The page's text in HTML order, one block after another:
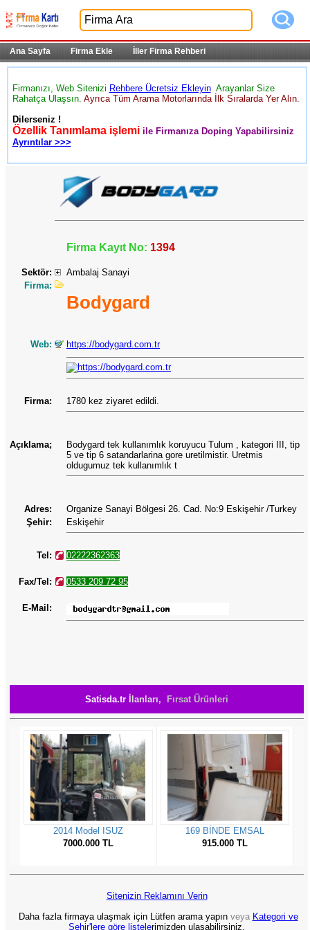
Ana Sayfa Firma Ekle İller Firma Rehberi
Firmanızı, Web Sitenizi Rehbere Ücretsiz Ekleyin Arayanlar Size
Rahatça Ulaşsın. Ayrıca Tüm Arama Motorlarında İlk Sıralarda Yer Alın.
Dilerseniz !
Özellik Tanımlama işlemi ile Firmanıza Doping Yapabilirsiniz
Ayrıntılar >>>
Firma Kayıt No: 1394
Sektör:
Ambalaj Sanayi
Firma:
Bodygard
Web: https://bodygard.com.tr
Firma: 1780 kez ziyaret edildi.
Açıklama;
Bodygard tek kullanımlık koruyucu Tulum , kategori III, tip
5 ve tip 6 satandarlarina gore uretilmistir. Uretmis
oldugumuz tek kullanımlık t
Adres:
Organize Sanayi Bölgesi 26. Cad. No:9 Eskişehir /Turkey
Şehir:
Eskişehir
Tel: 02222362363
Fax/Tel: 0533 209 72 95
E-Mail:
Satisda.tr İlanları, Fırsat Ürünleri
Sitenizin Reklamını Verin
Daha fazla firmaya ulaşmak için Lütfen arama yapınveya Kategori ve
Şehir'lere göre listelerimizden ulaşabilirsiniz.